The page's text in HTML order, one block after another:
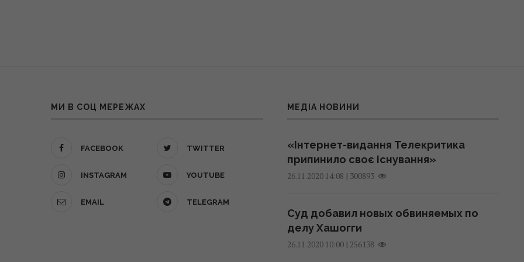
МИ В СОЦ МЕРЕЖАХ
FACEBOOK TWITTER
INSTAGRAM YOUTUBE
EMAIL TELEGRAM
МЕДІА НОВИНИ
«Інтернет-видання Телекритика
припинило своє існування»
26.11.2020 14:08 | 300893
Суд добавил новых обвиняемых по
делу Хашогги
26.11.2020 10:00| 256138